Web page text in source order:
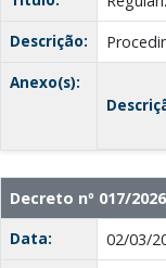
Descrição:
Anexo(s):
Decreto nº 017/2026
Data:
02/03/